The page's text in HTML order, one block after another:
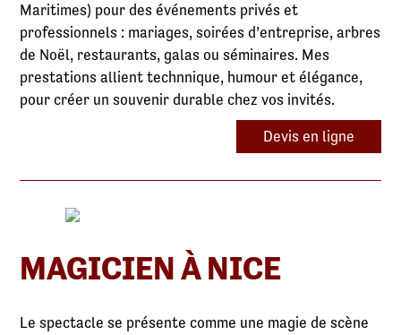
Maritimes) pour des événements privés et
professionnels : mariages, soirées d’entreprise, arbres
de Noël, restaurants, galas ou séminaires. Mes
prestations allient technnique, humour et élégance,
pour créer un souvenir durable chez vos invités.
Devis en ligne
MAGICIEN À NICE
Le spectacle se présente comme une magie de scène